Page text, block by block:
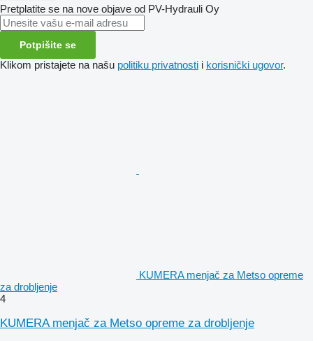
Pretplatite se na nove objave od PV-Hydrauli Oy
Potpišite se
Klikom pristajete na našu politiku privatnosti i korisnički ugovor.
KUMERA menjač za Metso opreme
za drobljenje
4
KUMERA menjač za Metso opreme za drobljenje